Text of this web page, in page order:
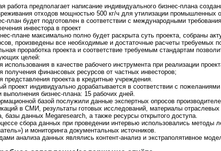
за живое общение.
о встрече с персональным
после того как Вам
предложение.
офисе за чашкой кофе
с
аналитиком и задать все
Вас вопросы. Наш офис
Москве. Звоните по
+7(495)920-6198, +7(903)799-
Менеджер связывается по заявкам в
рабочие дни с 9 до 18 по московскому
времени. Срок ответа на заявки не более
проверьте почту, Вы получили
информационное письмо с контактным
телефоном Вашего персонального
самостоятельно и задайте интересующие
Вас вопросы. Или обратитесь по общему
телефону+7(495)920-6198, +7(903)799-
6121
а
н
н
ы
й
о
т
ч
ё
т
В
а
м
н
е
п
о
д
х
работа предполагает написание индивидуального бизнес-плана
отходов мощностью 500 кг/ч для утилизации
план будет подготовлен в соответствии с международными
инвестора в проект
плане максимально полно будет раскрыта суть проекта, собраны
произведены все необходимые и достаточные расчеты требуемых
проработка проекта и соответствие требуемым стандартам
целей:
использования в качестве рабочего инструмента при реализации
получения финансовых ресурсов от частных инвесторов;
представления проекта в кредитные учреждения.
проект индивидуально дорабатывается в соответствии с пожеланиями
выполнения бизнес-плана: 15 рабочих дней.
базой послужили данные экспертных опросов
в СМИ, результаты готовых исследований, материалы
базы данных Megaresearch, а также ресурсы открытого доступа.
сбора данных при проведении интервью использовались методы
и мониторинга документальных источников.
анализа данных являлись контент-анализ и экстраполятивное